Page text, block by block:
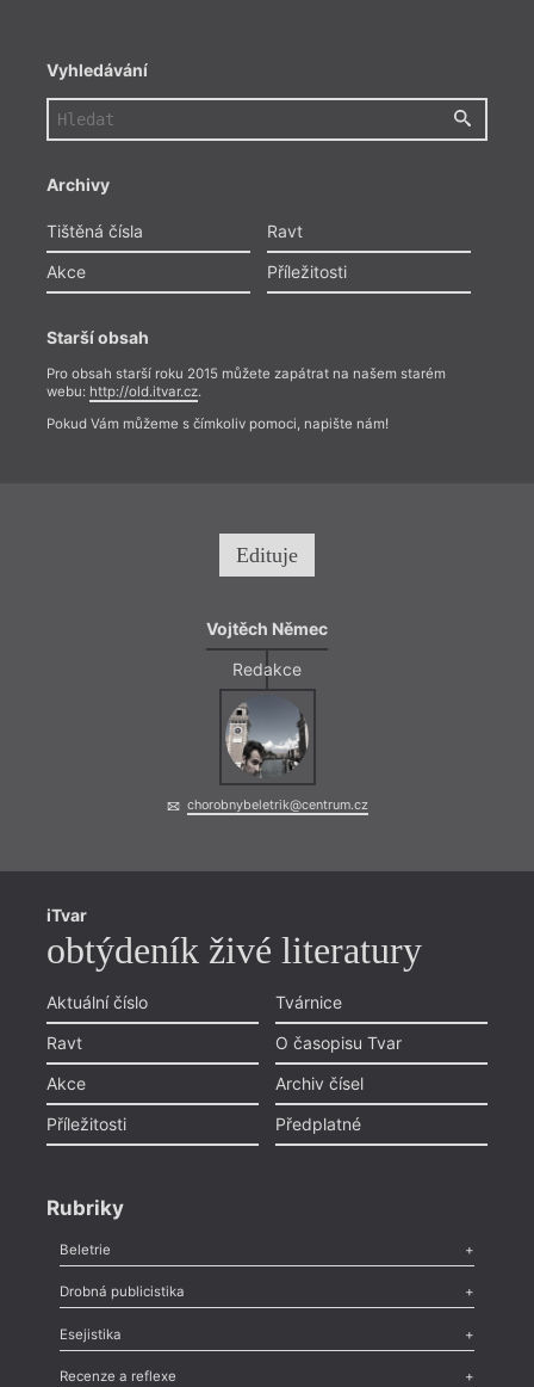
Vyhledávání
Archivy
Tištěná čísla
Ravt
Akce
Příležitosti
Starší obsah
Pro obsah starší roku 2015 můžete zapátrat na našem starém
webu: http://old.itvar.cz.
Pokud Vám můžeme s čímkoliv pomoci, napište nám!
Edituje
Vojtěch Němec
Redakce
chorobnybeletrik@centrum.cz
iTvar
obtýdeník živé literatury
Aktuální číslo
Ravt
Akce
Příležitosti
Tvárnice
O časopisu Tvar
Archiv čísel
Předplatné
Rubriky
Beletrie
Poezie,Próza,Dokumenty
Drobná publicistika
Odlesk
Nekrolog,Glosa,Sloupek,Pozvánka,Literární soutěž,
Esejistika
Esej ,Pádlo,Úvaha
Recenze a reflexe